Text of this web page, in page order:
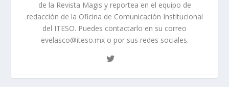
de la Revista Magis y reportea en el equipo de
redacción de la Oficina de Comunicación Institucional
del ITESO. Puedes contactarlo en su correo
evelasco@iteso.mx o por sus redes sociales.